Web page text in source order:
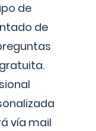
de
de
vía mail